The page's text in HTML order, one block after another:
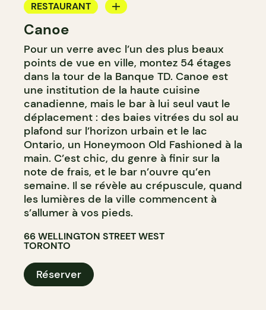
RESTAURANT
BAR
Canoe
Pour un verre avec l’un des plus beaux
points de vue en ville, montez 54 étages
dans la tour de la Banque TD. Canoe est
une institution de la haute cuisine
canadienne, mais le bar à lui seul vaut le
déplacement : des baies vitrées du sol au
plafond sur l’horizon urbain et le lac
Ontario, un Honeymoon Old Fashioned à la
main. C’est chic, du genre à finir sur la
note de frais, et le bar n’ouvre qu’en
semaine. Il se révèle au crépuscule, quand
les lumières de la ville commencent à
s’allumer à vos pieds.
66 WELLINGTON STREET WEST
TORONTO
Réserver